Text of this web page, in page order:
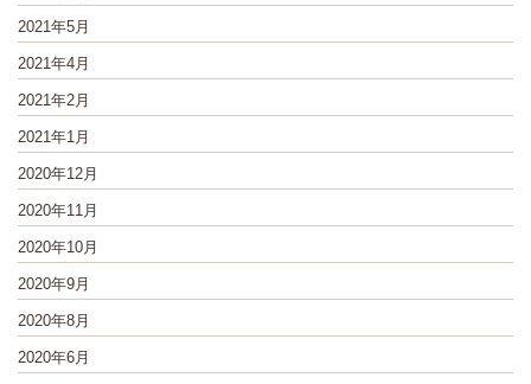
2021年5月
2021年4月
2021年2月
2021年1月
2020年12月
2020年11月
2020年10月
2020年9月
2020年8月
2020年6月